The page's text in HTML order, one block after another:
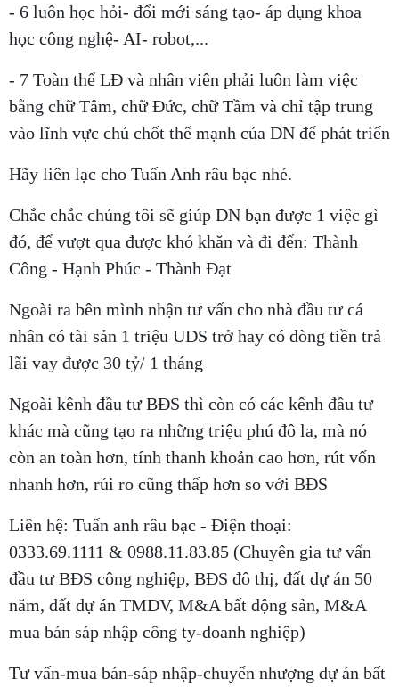
- 6 luôn học hỏi- đổi mới sáng tạo- áp dụng khoa
học công nghệ- AI- robot,...
- 7 Toàn thể LĐ và nhân viên phải luôn làm việc
bằng chữ Tâm, chữ Đức, chữ Tầm và chỉ tập trung
vào lĩnh vực chủ chốt thế mạnh của DN để phát triển
Hãy liên lạc cho Tuấn Anh râu bạc nhé.
Chắc chắc chúng tôi sẽ giúp DN bạn được 1 việc gì
đó, để vượt qua được khó khăn và đi đến: Thành
Công - Hạnh Phúc - Thành Đạt
Ngoài ra bên mình nhận tư vấn cho nhà đầu tư cá
nhân có tài sản 1 triệu UDS trở hay có dòng tiền trả
lãi vay được 30 tỷ/ 1 tháng
Ngoài kênh đầu tư BĐS thì còn có các kênh đầu tư
khác mà cũng tạo ra những triệu phú đô la, mà nó
còn an toàn hơn, tính thanh khoản cao hơn, rút vốn
nhanh hơn, rủi ro cũng thấp hơn so với BĐS
Liên hệ: Tuấn anh râu bạc - Điện thoại:
0333.69.1111 & 0988.11.83.85 (Chuyên gia tư vấn
đầu tư BĐS công nghiệp, BĐS đô thị, đất dự án 50
năm, đất dự án TMDV, M&A bất động sản, M&A
mua bán sáp nhập công ty-doanh nghiệp)
Tư vấn-mua bán-sáp nhập-chuyển nhượng dự án bất